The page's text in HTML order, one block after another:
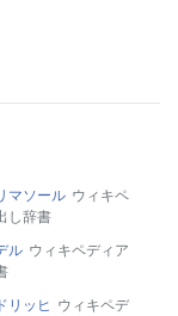
マソール ウィキペ
し辞書
ル ウィキペディア
リッヒ ウィキペデ